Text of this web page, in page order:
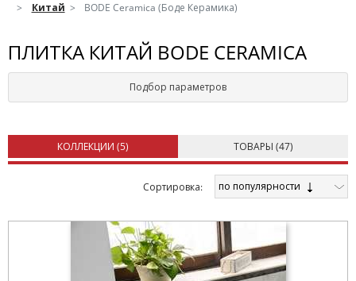
Китай
BODE Ceramica (Боде Керамика)
ПЛИТКА КИТАЙ BODE CERAMICA
Подбор параметров
КОЛЛЕКЦИИ (5) ТОВАРЫ (47)
Cортировка: по популярности